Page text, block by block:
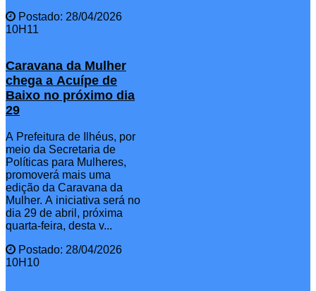
Postado: 28/04/2026
10H11
Caravana da Mulher
chega a Acuípe de
Baixo no próximo dia
29
A Prefeitura de Ilhéus, por
meio da Secretaria de
Políticas para Mulheres,
promoverá mais uma
edição da Caravana da
Mulher. A iniciativa será no
dia 29 de abril, próxima
quarta-feira, desta v...
Postado: 28/04/2026
10H10